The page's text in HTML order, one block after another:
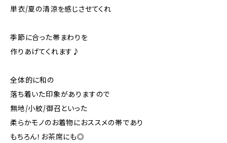
単衣/夏の清涼を感じさせてくれ
季節に合った帯まわりを
作りあげてくれます♪
全体的に和の
落ち着いた印象がありますので
無地/小紋/御召といった
柔らかモノのお着物におススメの帯であり
もちろん！お茶席にも◎